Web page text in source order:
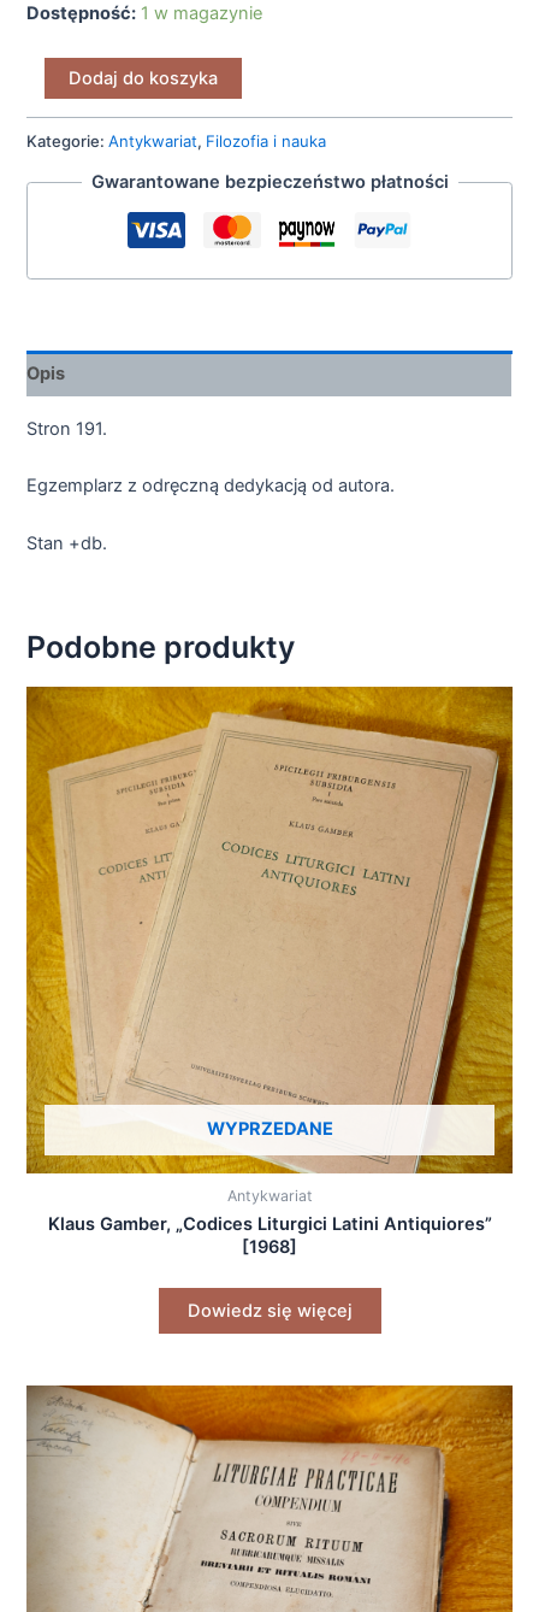
Dostępność: 1 w magazynie
Dodaj do koszyka
Kategorie:Antykwariat, Filozofia i nauka
Gwarantowane bezpieczeństwo płatności
Opis
Stron 191.
Egzemplarz z odręczną dedykacją od autora.
Stan +db.
Podobne produkty
WYPRZEDANE
Antykwariat
Klaus Gamber, „Codices Liturgici Latini Antiquiores”
[1968]
Dowiedz się więcej